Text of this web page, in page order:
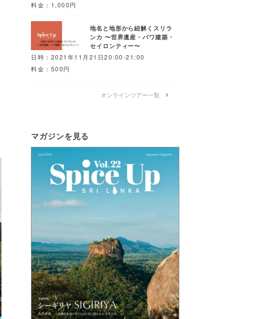
料金：1,000円
地名と地形から紐解くスリラ
ンカ 〜世界遺産・バワ建築・
セイロンティー〜
日時：2021年11月21日20:00-21:00
料金：500円
オンラインツアー一覧
マガジンを見る